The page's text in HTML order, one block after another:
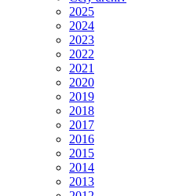
2025
2024
2023
2022
2021
2020
2019
2018
2017
2016
2015
2014
2013